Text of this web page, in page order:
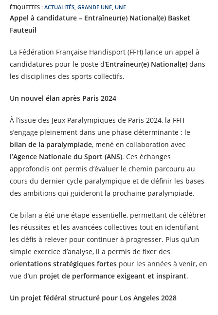
ÉTIQUETTES : ACTUALITÉS, GRANDE UNE, UNE
Appel à candidature – Entraîneur(e) National(e) Basket
Fauteuil
La Fédération Française Handisport (FFH) lance un appel à
candidatures pour le poste d’Entraîneur(e) National(e) dans
les disciplines des sports collectifs.
Un nouvel élan après Paris 2024
À l’issue des Jeux Paralympiques de Paris 2024, la FFH
s’engage pleinement dans une phase déterminante : le
bilan de la paralympiade, mené en collaboration avec
l’Agence Nationale du Sport (ANS). Ces échanges
approfondis ont permis d’évaluer le chemin parcouru au
cours du dernier cycle paralympique et de définir les bases
des ambitions qui guideront la prochaine paralympiade.
Ce bilan a été une étape essentielle, permettant de célébrer
les réussites et les avancées collectives tout en identifiant
les défis à relever pour continuer à progresser. Plus qu’un
simple exercice d’analyse, il a permis de fixer des
orientations stratégiques fortes pour les années à venir, en
vue d’un projet de performance exigeant et inspirant.
Un projet fédéral structuré pour Los Angeles 2028